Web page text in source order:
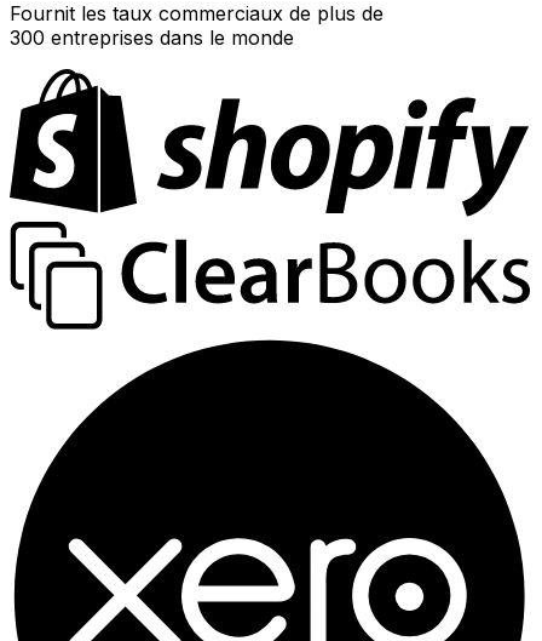
Fournit les taux commerciaux de plus de
300 entreprises dans le monde